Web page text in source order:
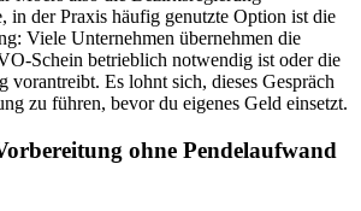
in der Praxis häufig genutzte Option ist die
Viele Unternehmen übernehmen die
Schein betrieblich notwendig ist oder die
Es lohnt sich, dieses Gespräch
zu führen, bevor du eigenes Geld einsetzt.
ohne Pendelaufwand